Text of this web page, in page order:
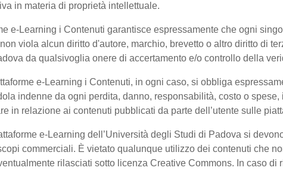
in materia di proprietà intellettuale.
e-Learning i Contenuti garantisce espressamente che ogni
viola alcun diritto d'autore, marchio, brevetto o altro diritto di
da qualsivoglia onere di accertamento e/o controllo della
e-Learning i Contenuti, in ogni caso, si obbliga
indenne da ogni perdita, danno, responsabilità, costo o
in relazione ai contenuti pubblicati da parte dell’utente sulle
e-Learning dell’Università degli Studi di Padova si
commerciali. È vietato qualunque utilizzo dei contenuti che
rilasciati sotto licenza Creative Commons. In caso